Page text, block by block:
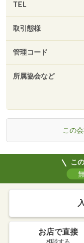
TEL
取引態様
管理コード
所属協会など
この
こ
お店で直接